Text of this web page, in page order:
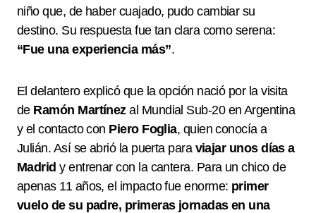
niño que, de haber cuajado, pudo cambiar su
destino. Su respuesta fue tan clara como serena:
“Fue una experiencia más”.
El delantero explicó que la opción nació por la visita
de Ramón Martínezal Mundial Sub-20 en Argentina
y el contacto con Piero Foglia, quien conocía a
Julián. Así se abrió la puerta para viajar unos días a
Madrid y entrenar con la cantera. Para un chico de
apenas 11 años, el impacto fue enorme: primer
vuelo de su padre, primeras jornadas en una